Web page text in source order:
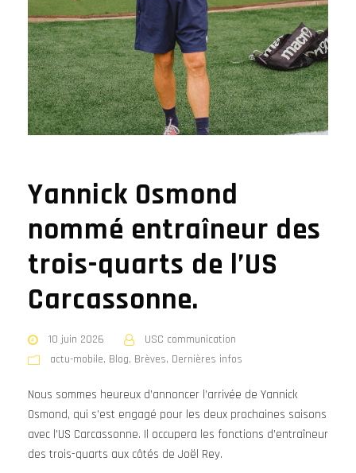
Yannick Osmond
nommé entraîneur des
trois-quarts de l’US
Carcassonne.
10 juin 2026
USC communication
actu-mobile, Blog, Brèves, Dernières infos
Nous sommes heureux d’annoncer l’arrivée de Yannick
Osmond, qui s’est engagé pour les deux prochaines saisons
avec l’US Carcassonne. Il occupera les fonctions d’entraîneur
des trois-quarts aux côtés de Joël Rey.